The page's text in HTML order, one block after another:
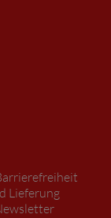
Lieferung